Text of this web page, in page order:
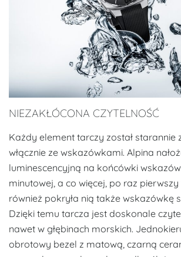
NIEZAKŁÓCONA CZYTELNOŚĆ
Każdy element tarczy został starannie
włącznie ze wskazówkami. Alpina
luminescencyjną na końcówki
minutowej, a co więcej, po raz
również pokryła nią także wskazówkę
Dzięki temu tarcza jest doskonale
nawet w głębinach morskich.
obrotowy bezel z matową, czarną